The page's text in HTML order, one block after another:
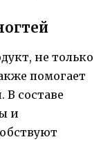
не только
помогает
В составе
и